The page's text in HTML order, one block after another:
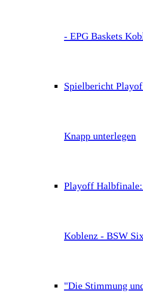
- EPG Baskets
Spielbericht
Knapp unterlegen
Playoff Halbfinale:
Koblenz - BSW
"Die Stimmung